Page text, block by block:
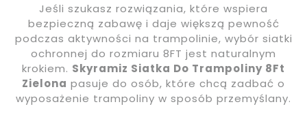
Jeśli szukasz rozwiązania, które wspiera
bezpieczną zabawę i daje większą pewność
podczas aktywności na trampolinie, wybór siatki
ochronnej do rozmiaru 8FT jest naturalnym
krokiem. Skyramiz Siatka Do Trampoliny 8Ft
Zielona pasuje do osób, które chcą zadbać o
wyposażenie trampoliny w sposób przemyślany.